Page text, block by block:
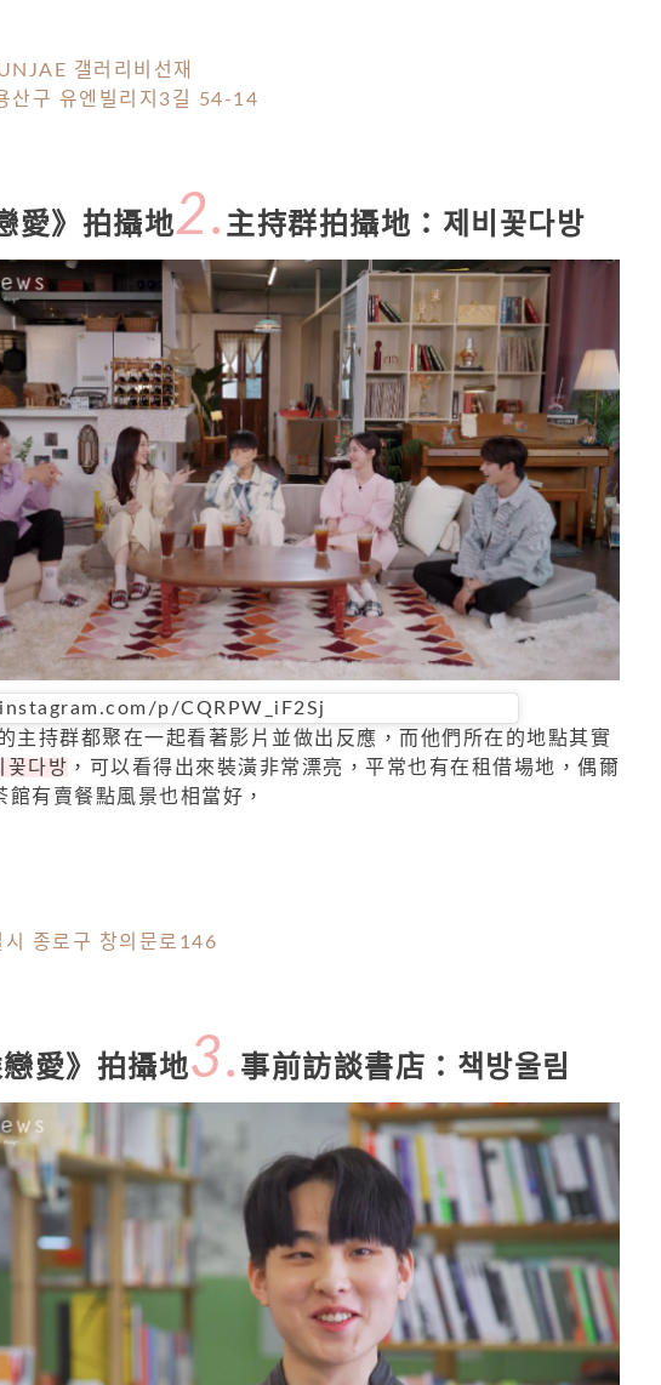
갤러리비선재
산구 유엔빌리지3길 54-14
愛》拍攝地2. 主持群拍攝地：제비꽃다방
p/CQRPW_iF2Sj
主持群都聚在一起看著影片並做出反應，而他們所在的地點其實
꽃다방 ，可以看得出來裝潢非常漂亮，平常也有在租借場地，偶爾
館有賣餐點風景也相當好，
종로구 창의문로146
戀愛》拍攝地3. 事前訪談書店：책방울림